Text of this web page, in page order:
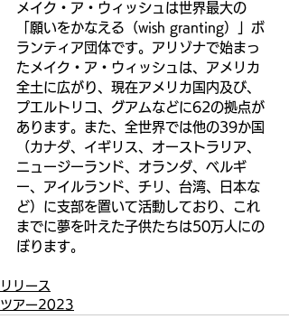
メイク・ア・ウィッシュは世界最大の
「願いをかなえる（wish granting）」ボ
ランティア団体です。アリゾナで始まっ
たメイク・ア・ウィッシュは、アメリカ
全土に広がり、現在アメリカ国内及び、
プエルトリコ、グアムなどに62の拠点が
あります。また、全世界では他の39か国
（カナダ、イギリス、オーストラリア、
ニュージーランド、オランダ、ベルギ
ー、アイルランド、チリ、台湾、日本な
ど）に支部を置いて活動しており、これ
までに夢を叶えた子供たちは50万人にの
ぼります。
リリース
ツアー2023